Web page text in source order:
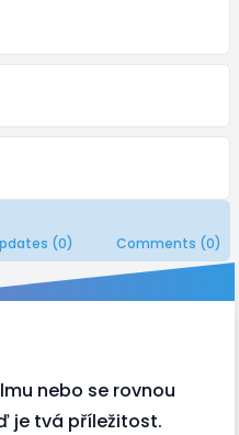
(0) Comments (0)
nebo se rovnou
je tvá příležitost.